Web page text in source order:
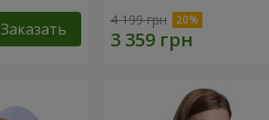
Заказать 4 199 грн